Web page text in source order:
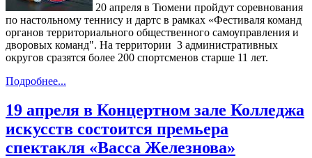
20 апреля в Тюмени пройдут соревнования
по настольному теннису и дартс в рамках «Фестиваля команд
органов территориального общественного самоуправления и
дворовых команд". На территории 3 административных
округов сразятся более 200 спортсменов старше 11 лет.
Подробнее...
19 апреля в Концертном зале Колледжа
искусств состоится премьера
спектакля «Васса Железнова»